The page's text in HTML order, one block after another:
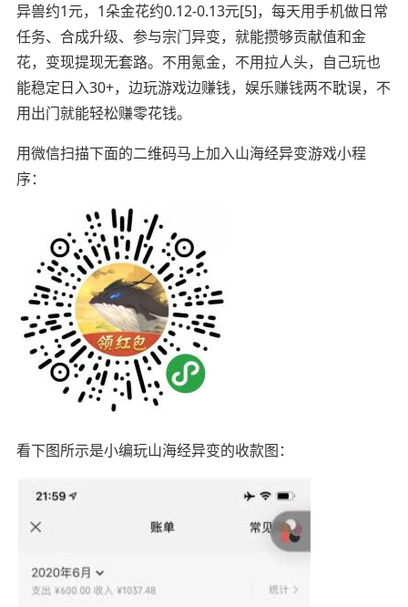
异兽约1元，1朵金花约0.12-0.13元[5]，每天用手机做日常
任务、合成升级、参与宗门异变，就能攒够贡献值和金
花，变现提现无套路。不用氪金，不用拉人头，自己玩也
能稳定日入30+，边玩游戏边赚钱，娱乐赚钱两不耽误，不
用出门就能轻松赚零花钱。
用微信扫描下面的二维码马上加入山海经异变游戏小程
序：
看下图所示是小编玩山海经异变的收款图：